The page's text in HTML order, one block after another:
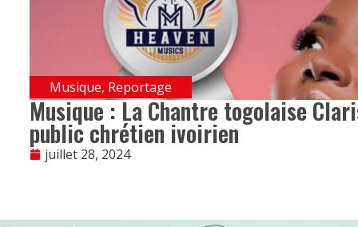
Musique, Reportage
Musique : La Chantre togolaise
public chrétien ivoirien
juillet 28, 2024